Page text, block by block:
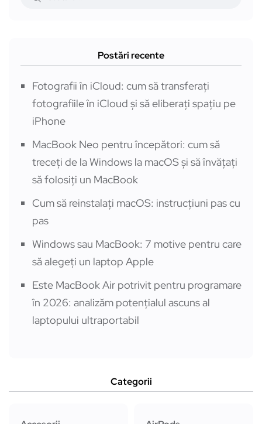
Postări recente
Fotografii în iCloud: cum să transferați
fotografiile în iCloud și să eliberați spațiu pe
iPhone
MacBook Neo pentru începători: cum să
treceți de la Windows la macOS și să învățați
să folosiți un MacBook
Cum să reinstalați macOS: instrucțiuni pas cu
pas
Windows sau MacBook: 7 motive pentru care
să alegeți un laptop Apple
Este MacBook Air potrivit pentru programare
în 2026: analizăm potențialul ascuns al
laptopului ultraportabil
Categorii